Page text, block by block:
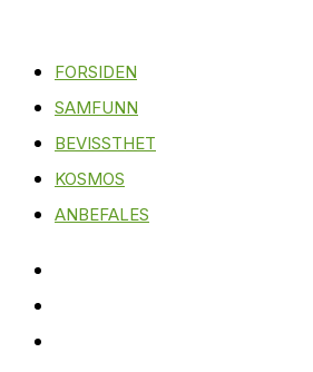
FORSIDEN
SAMFUNN
BEVISSTHET
KOSMOS
ANBEFALES